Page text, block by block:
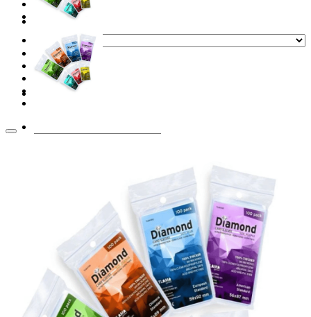
Barvy
Before buying
Přihlášení